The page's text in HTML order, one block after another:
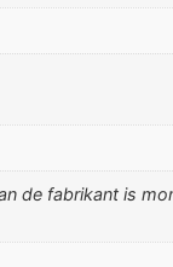
de fabrikant is